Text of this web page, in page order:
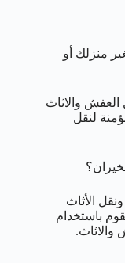
منزلك أو
الخاص بنا لنقل العفش والاثاث
لنقل
الأثاث
باستخدام
والاثاث.